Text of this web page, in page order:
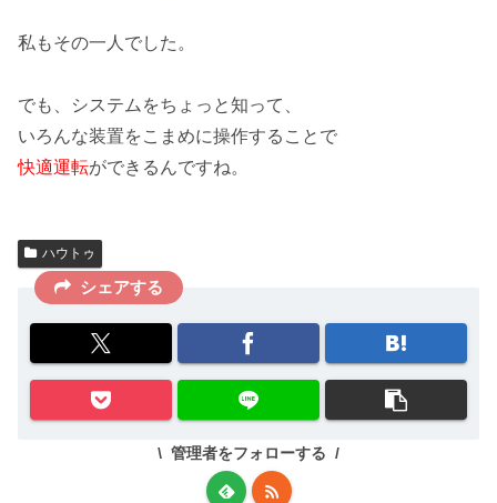
私もその一人でした。
でも、システムをちょっと知って、
いろんな装置をこまめに操作することで
快適運転ができるんですね。
ハウトゥ
シェアする
管理者をフォローする